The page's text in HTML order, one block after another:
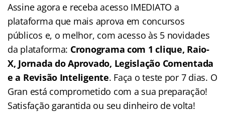
Assine agora e receba acesso IMEDIATO a
plataforma que mais aprova em concursos
públicos e, o melhor, com acesso às 5 novidades
da plataforma: Cronograma com 1 clique, Raio-
X, Jornada do Aprovado, Legislação Comentada
e a Revisão Inteligente. Faça o teste por 7 dias. O
Gran está comprometido com a sua preparação!
Satisfação garantida ou seu dinheiro de volta!